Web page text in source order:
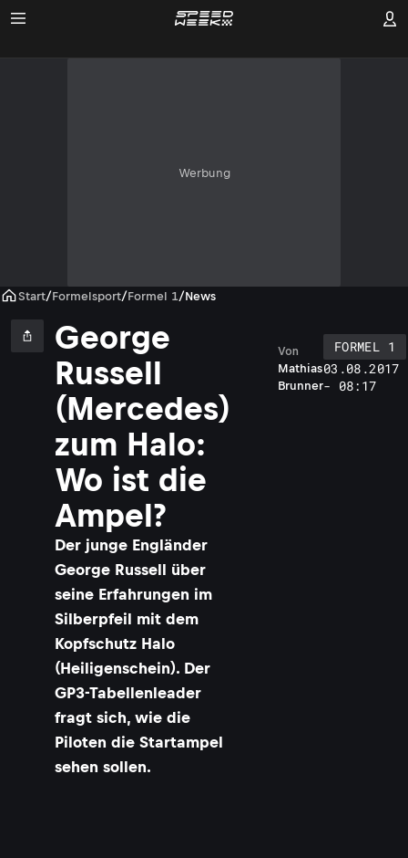
Werbung
Start/Formelsport/Formel 1/News
George
Russell
(Mercedes)
zum Halo:
Wo ist die
Ampel?
​Der junge Engländer
George Russell über
seine Erfahrungen im
Silberpfeil mit dem
Kopfschutz Halo
(Heiligenschein). Der
GP3-Tabellenleader
fragt sich, wie die
Piloten die Startampel
sehen sollen.
Mathias
Brunner
Von
FORMEL 1
03.08.2017
- 08:17